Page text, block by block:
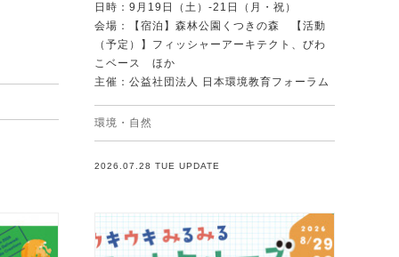
日時：9月19日（土）-21日（月・祝）
会場：【宿泊】森林公園くつきの森 【活動
（予定）】フィッシャーアーキテクト、びわ
こベース ほか
主催：公益社団法人 日本環境教育フォーラム
環境・自然
2026.07.28 TUE UPDATE